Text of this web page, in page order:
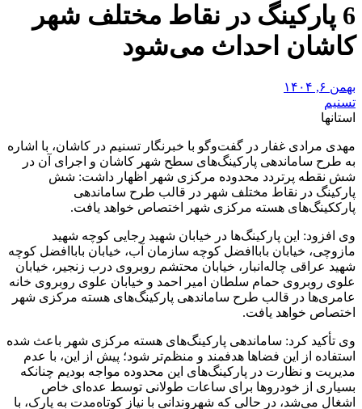
6 پارکینگ در نقاط مختلف شهر
کاشان احداث می‌شود
بهمن ۶, ۱۴۰۴
تسنیم
استانها
مهدی مرادی غفار در گفت‌وگو با خبرنگار تسنیم در کاشان، با اشاره
به طرح ساماندهی پارکینگ‌های سطح شهر کاشان و اجرای آن در
شش نقطه پرتردد محدوده مرکزی شهر اظهار داشت: شش
پارکینگ در نقاط مختلف شهر در قالب طرح ساماندهی
پارککینگ‌های هسته مرکزی شهر اختصاص خواهد یافت.
وی افزود: این پارکینگ‌ها در خیابان شهید رجایی کوچه شهید
مازوچی، خیابان باباافضل کوچه سازمان آب، خیابان باباافضل کوچه
شهید عراقی چاله‌انبار، خیابان محتشم روبروی درب زنجیر، خیابان
علوی روبروی حمام سلطان امیر احمد و خیابان علوی روبروی خانه
عامری‌ها در قالب طرح ساماندهی پارکینگ‌های هسته مرکزی شهر
اختصاص خواهد یافت.
وی تأکید کرد: ساماندهی پارکینگ‌های هسته مرکزی شهر باعث شده
استفاده از این فضاها هدفمند و منظم‌تر شود؛ پیش از این، با عدم
مدیریت و نظارت در پارکینگ‌های این محدوده مواجه بودیم چنانکه
بسیاری از خودروها برای ساعات طولانی توسط عده‌ای خاص
اشغال می‌شد، در حالی که شهروندانی با نیاز کوتاه‌مدت به پارک، با